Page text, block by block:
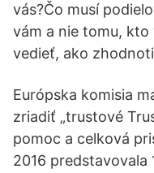
vás?Čo musí
vám a nie tomu, kto
vedieť, ako
Európska komisia
zriadiť „trustové
pomoc a celková
2016 predstavovala